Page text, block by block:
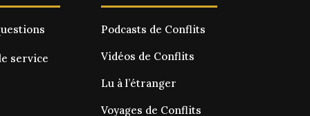
service
Podcasts de Conflits
Vidéos de Conflits
Lu à l’étranger
Voyages de Conflits